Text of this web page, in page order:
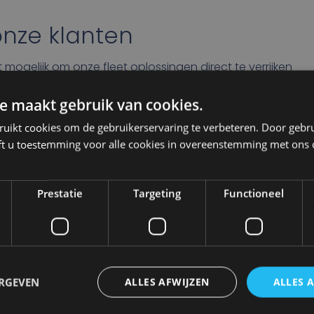
klanten
om onze fleet oplossingen direct te verrijken
in hun eigen systemen,
binnen hun logistieke operatie.
van systemen om het fleet management van
mogelijk te maken. De koppeling met CO3 is daar
of dataplatformen kunnen eenvoudig
maakt gebruik van cookies.
cookies om de gebruikerservaring te verbeteren. Door
u toestemming voor alle cookies in overeenstemming met ons
Prestatie Targeting Functioneel
ALLES
ALLES AFWIJZEN